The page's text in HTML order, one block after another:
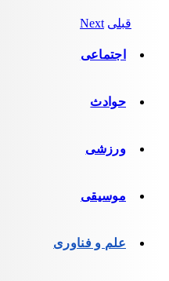
قبلی Next
اجتماعی
حوادث
ورزشی
موسیقی
علم و فناوری